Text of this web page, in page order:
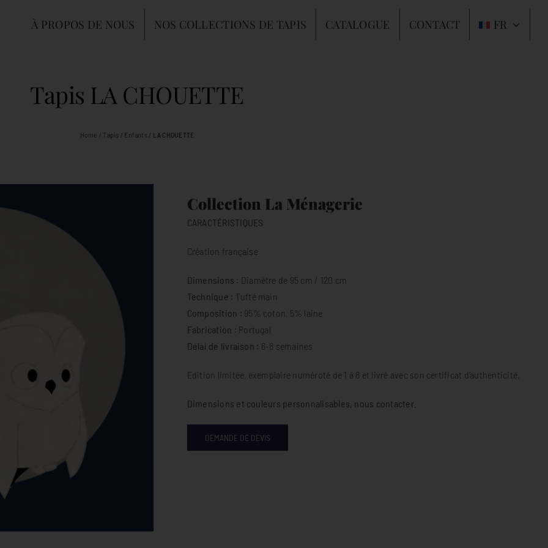
À PROPOS DE NOUS NOS COLLECTIONS DE TAPIS CATALOGUE CONTACT FR
Tapis LA CHOUETTE
Home / Tapis / Enfants/ LA CHOUETTE
Collection La Ménagerie
CARACTÉRISTIQUES
Création française
Dimensions : Diamètre de 95 cm / 120 cm
Technique : Tufté main
Composition : 95% coton, 5% laine
Fabrication : Portugal
Délai de livraison : 6-8 semaines
Edition limitée, exemplaire numéroté de 1 à 8 et livré avec son certificat d’authenticité.
Dimensions et couleurs personnalisables, nous contacter.
DEMANDE DE DEVIS